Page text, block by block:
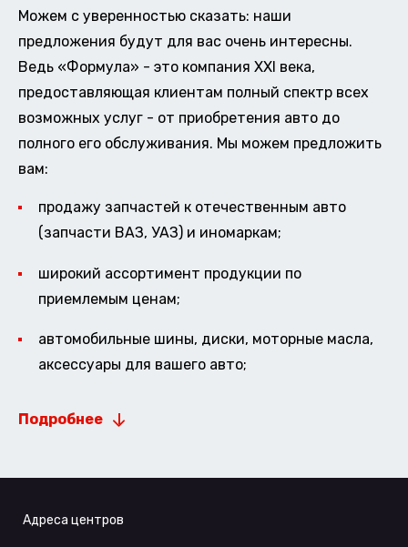
Можем с уверенностью сказать: наши
предложения будут для вас очень интересны.
Ведь «Формула» - это компания XXI века,
предоставляющая клиентам полный спектр всех
возможных услуг - от приобретения авто до
полного его обслуживания. Мы можем предложить
вам:
продажу запчастей к отечественным авто
(запчасти ВАЗ, УАЗ) и иномаркам;
широкий ассортимент продукции по
приемлемым ценам;
автомобильные шины, диски, моторные масла,
аксессуары для вашего авто;
Подробнее
Адреса центров